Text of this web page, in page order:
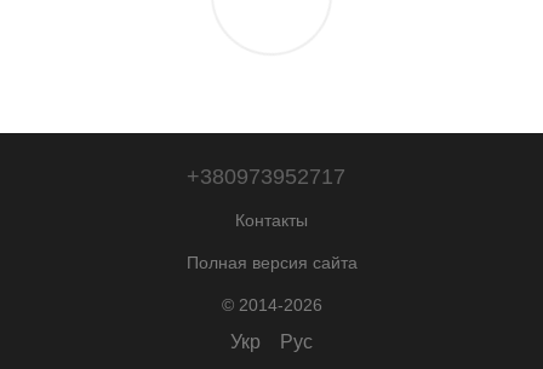
+380973952717
Контакты
Полная версия сайта
© 2014-2026
Укр Рус